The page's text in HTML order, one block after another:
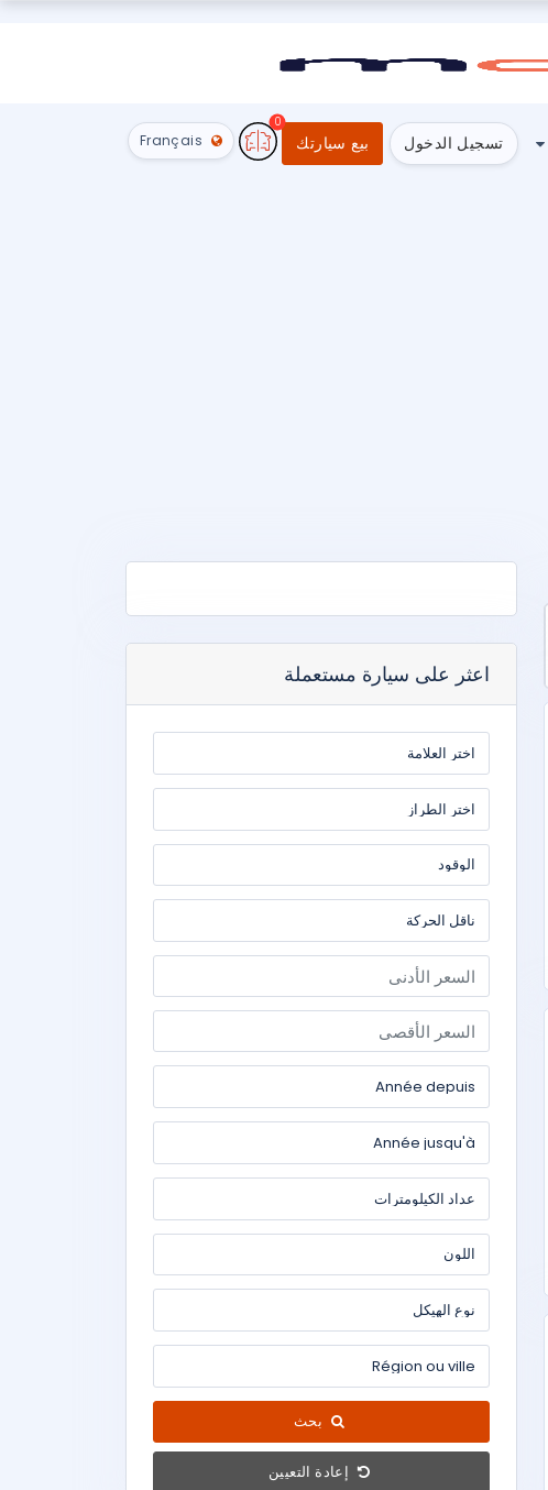
تسجيل الدخول بيع سيارتك
0
Français
اعثر على سيارة مستعملة
بحث